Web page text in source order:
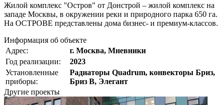
Жилой комплекс "Остров" от Донстрой – жилой комплекс на
западе Москвы, в окружении реки и природного парка 650 га.
На ОСТРОВЕ представлены дома бизнес- и премиум-классов.
Информация об объекте
Адрес:
г. Москва, Мневники
Год реализации:
2023
Установленные
приборы:
Радиаторы Quadrum, конвекторы Бриз,
Бриз В, Элегант
Другие проекты